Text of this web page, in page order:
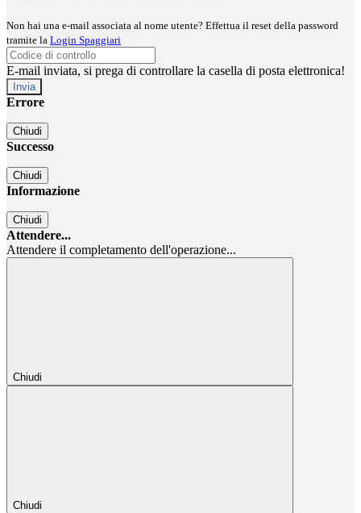
Non hai una e-mail associata al nome utente? Effettua il reset della password
tramite la Login Spaggiari
E-mail inviata, si prega di controllare la casella di posta elettronica!
Errore
Chiudi
Successo
Chiudi
Informazione
Chiudi
Attendere...
Attendere il completamento dell'operazione...
Chiudi
Chiudi